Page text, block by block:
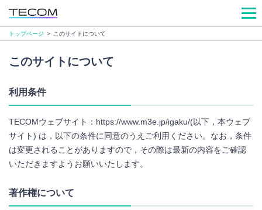
トップページ > このサイトについて
このサイトについて
利用条件
TECOMウェブサイト：https://www.m3e.jp/igaku/(以下，本ウェブ
サイト) は，以下の条件に同意のうえご利用ください。なお，条件
は変更されることがありますので，その際は最新の内容をご確認
いただきますようお願いいたします。
著作権について